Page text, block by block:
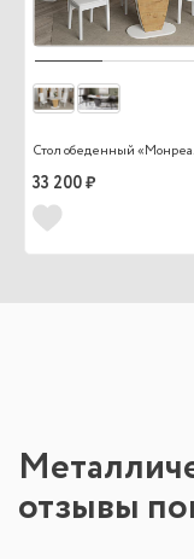
Стол обеденный
33 200 ₽
отзывы